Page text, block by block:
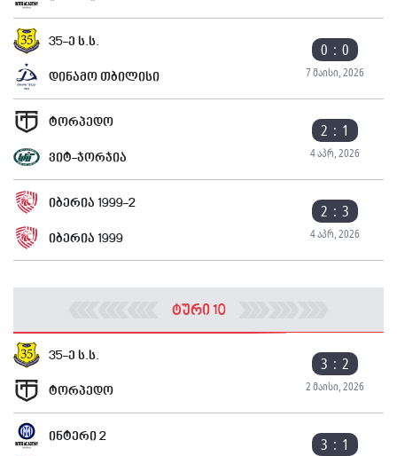
35-ე ს.ს. 0 : 0
7 მაისი, 2026
დინამო თბილისი
ტორპედო 2 : 1
4 აპრ, 2026
ვიტ-ჯორჯია
იბერია 1999-2 2 : 3
4 აპრ, 2026
იბერია 1999
ტური 10
35-ე ს.ს. 3 : 2
2 მაისი, 2026
ტორპედო
ინტერი 2 3 : 1